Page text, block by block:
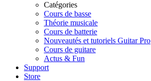
Catégories
Cours de basse
Théorie musicale
Cours de batterie
Nouveautés et tutoriels Guitar Pro
Cours de guitare
Actus & Fun
Support
Store